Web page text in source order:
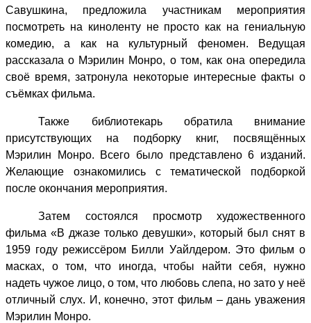
Савушкина, предложила участникам мероприятия
посмотреть на киноленту не просто как на гениальную
комедию, а как на культурный феномен. Ведущая
рассказала о Мэрилин Монро, о том, как она опередила
своё время, затронула некоторые интересные факты о
съёмках фильма.
Также библиотекарь обратила внимание
присутствующих на подборку книг, посвящённых
Мэрилин Монро. Всего было представлено 6 изданий.
Желающие ознакомились с тематической подборкой
после окончания мероприятия.
Затем состоялся просмотр художественного
фильма «В джазе только девушки», который был снят в
1959 году режиссёром Билли Уайлдером. Это фильм о
масках, о том, что иногда, чтобы найти себя, нужно
надеть чужое лицо, о том, что любовь слепа, но зато у неё
отличный слух. И, конечно, этот фильм – дань уважения
Мэрилин Монро.